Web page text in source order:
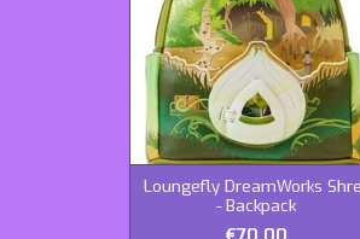
Loungefly DreamWorks
- Backpack